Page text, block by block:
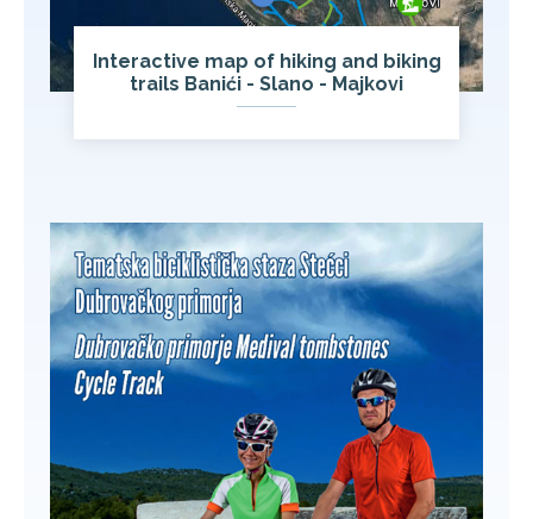
Interactive map of hiking and biking
trails Banići - Slano - Majkovi